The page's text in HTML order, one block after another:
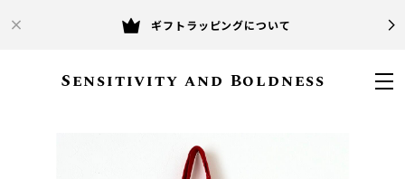
ギフトラッピングについて
Sensitivity and Boldness